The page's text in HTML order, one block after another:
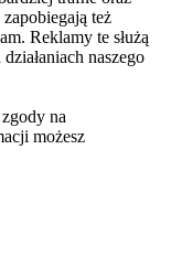
też
Reklamy te służą
naszego
na
możesz